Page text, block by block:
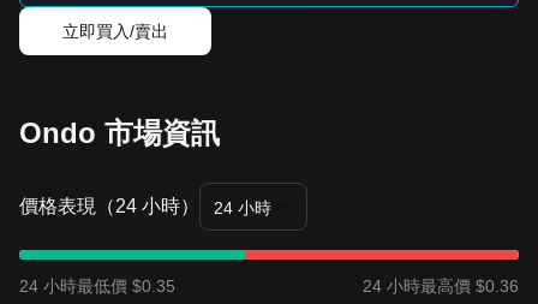
面臨短期波動或橫盤整理，但只要它保持在
之上，且得益於 RWA 領域日益增長的採用率，中期趨勢仍保
立即買入/賣出
Ondo 市場資訊
價格表現（24 小時） 24 小時
24 小時最低價 $0.35 24 小時最高價 $0.36